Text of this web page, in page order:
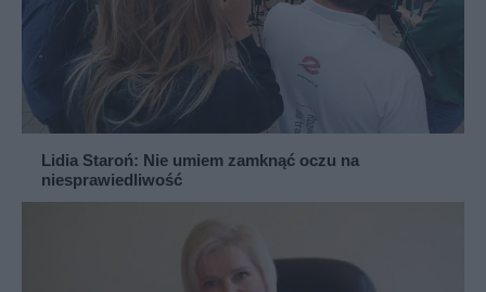
Lidia Staroń: Nie umiem zamknąć oczu na
niesprawiedliwość